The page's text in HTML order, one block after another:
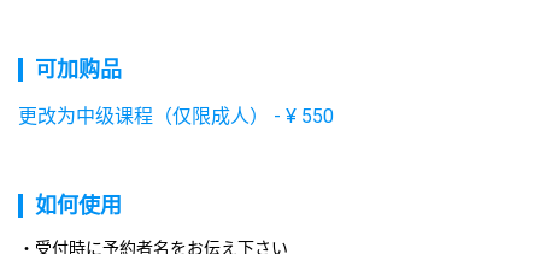
可加购品
更改为中级课程（仅限成人） - ¥ 550
如何使用
受付時に予約者名をお伝え下さい